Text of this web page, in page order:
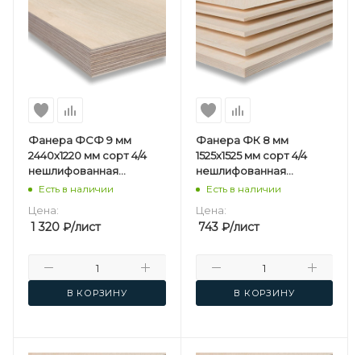
Фанера ФСФ 9 мм
2440х1220 мм сорт 4/4
нешлифованная
березовая
Есть в наличии
Цена:
1 320 ₽/лист
В КОРЗИНУ
Фанера ФК 8 мм
1525х1525 мм сорт 4/4
нешлифованная
березовая
Есть в наличии
Цена:
743₽/лист
В КОРЗИНУ